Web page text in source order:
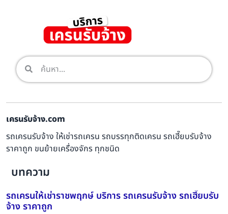
เครนรับจ้าง.com
รถเครนรับจ้าง ให้เช่ารถเครน รถบรรทุกติดเครน รถเฮี๊ยบรับจ้าง
ราคาถูก ขนย้ายเครื่องจักร ทุกชนิด
บทความ
รถเครนให้เช่าราชพฤกษ์ บริการ รถเครนรับจ้าง รถเฮี๊ยบรับ
จ้าง ราคาถูก